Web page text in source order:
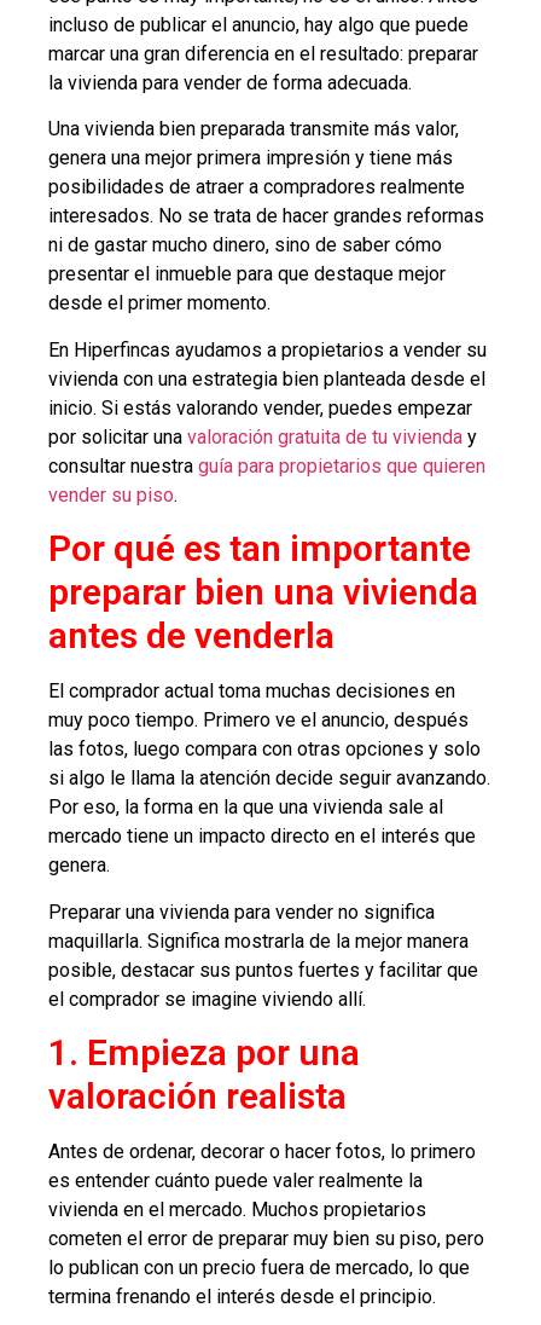
incluso de publicar el anuncio, hay algo que puede
marcar una gran diferencia en el resultado: preparar
la vivienda para vender de forma adecuada.
Una vivienda bien preparada transmite más valor,
genera una mejor primera impresión y tiene más
posibilidades de atraer a compradores realmente
interesados. No se trata de hacer grandes reformas
ni de gastar mucho dinero, sino de saber cómo
presentar el inmueble para que destaque mejor
desde el primer momento.
En Hiperfincas ayudamos a propietarios a vender su
vivienda con una estrategia bien planteada desde el
inicio. Si estás valorando vender, puedes empezar
por solicitar una valoración gratuita de tu vivienda y
consultar nuestra guía para propietarios que quieren
vender su piso.
Por qué es tan importante
preparar bien una vivienda
antes de venderla
El comprador actual toma muchas decisiones en
muy poco tiempo. Primero ve el anuncio, después
las fotos, luego compara con otras opciones y solo
si algo le llama la atención decide seguir avanzando.
Por eso, la forma en la que una vivienda sale al
mercado tiene un impacto directo en el interés que
genera.
Preparar una vivienda para vender no significa
maquillarla. Significa mostrarla de la mejor manera
posible, destacar sus puntos fuertes y facilitar que
el comprador se imagine viviendo allí.
1. Empieza por una
valoración realista
Antes de ordenar, decorar o hacer fotos, lo primero
es entender cuánto puede valer realmente la
vivienda en el mercado. Muchos propietarios
cometen el error de preparar muy bien su piso, pero
lo publican con un precio fuera de mercado, lo que
termina frenando el interés desde el principio.